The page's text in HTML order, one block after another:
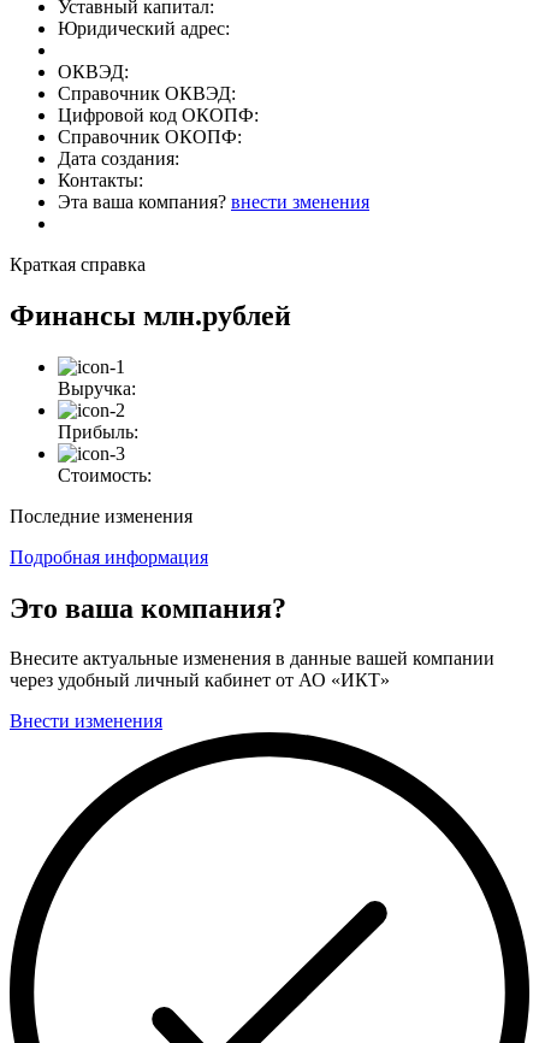
Уставный капитал:
Юридический адрес:
ОКВЭД:
Справочник ОКВЭД:
Цифровой код ОКОПФ:
Справочник ОКОПФ:
Дата создания:
Контакты:
Эта ваша компания? внести зменения
Краткая справка
Финансы млн.рублей
Выручка:
Прибыль:
Стоимость:
Последние изменения
Подробная информация
Это ваша компания?
Внесите актуальные изменения в данные вашей компании
через удобный личный кабинет от АО «ИКТ»
Внести изменения